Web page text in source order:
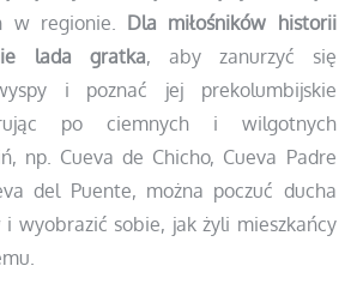
w regionie. Dla miłośników historii
lada gratka, aby zanurzyć się
i poznać jej prekolumbijskie
po ciemnych i wilgotnych
np. Cueva de Chicho, Cueva Padre
del Puente, można poczuć ducha
i wyobrazić sobie, jak żyli mieszkańcy